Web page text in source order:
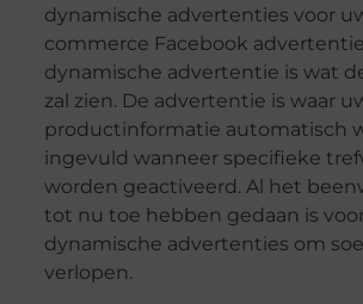
dynamische advertenties voor
commerce Facebook
dynamische advertentie is wat
zal zien. De advertentie is waar
productinformatie automatisch
ingevuld wanneer specifieke
worden geactiveerd. Al het
tot nu toe hebben gedaan is
dynamische advertenties om
verlopen.